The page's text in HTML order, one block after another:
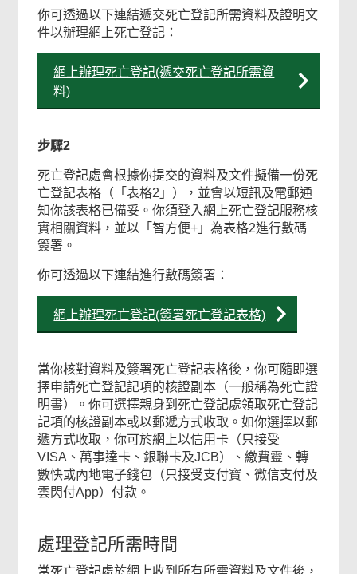
你可透過以下連結遞交死亡登記所需資料及證明文
件以辦理網上死亡登記：
網上辦理死亡登記(遞交死亡登記所需資
料)
步驟2
死亡登記處會根據你提交的資料及文件擬備一份死
亡登記表格（「表格2」），並會以短訊及電郵通
知你該表格已備妥。你須登入網上死亡登記服務核
實相關資料，並以「智方便+」為表格2進行數碼
簽署。
你可透過以下連結進行數碼簽署：
網上辦理死亡登記(簽署死亡登記表格)
當你核對資料及簽署死亡登記表格後，你可隨即選
擇申請死亡登記記項的核證副本（一般稱為死亡證
明書）。你可選擇親身到死亡登記處領取死亡登記
記項的核證副本或以郵遞方式收取。如你選擇以郵
遞方式收取，你可於網上以信用卡（只接受
VISA、萬事達卡、銀聯卡及JCB）、繳費靈、轉
數快或內地電子錢包（只接受支付寶、微信支付及
雲閃付App）付款。
處理登記所需時間
當死亡登記處於網上收到所有所需資料及文件後，